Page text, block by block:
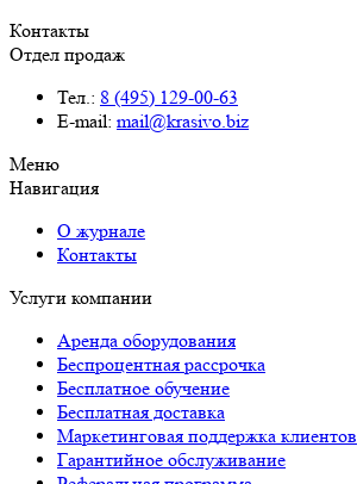
Контакты
Отдел продаж
Тел.: 8 (495) 129-00-63
E-mail: mail@krasivo.biz
Меню
Навигация
О журнале
Контакты
Услуги компании
Аренда оборудования
Беспроцентная рассрочка
Бесплатное обучение
Бесплатная доставка
Маркетинговая поддержка клиентов
Гарантийное обслуживание